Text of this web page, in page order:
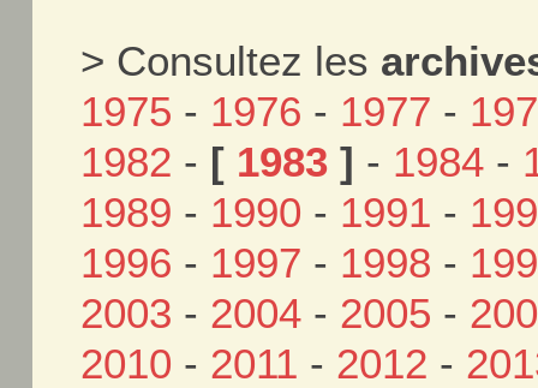
> Consultez les
1975 - 1976 - 1977 -
1982 - [ 1983 ] - 1984 -
1989 - 1990 - 1991 -
1996 - 1997 - 1998 -
2003 - 2004 - 2005 -
2010 - 2011 - 2012 -